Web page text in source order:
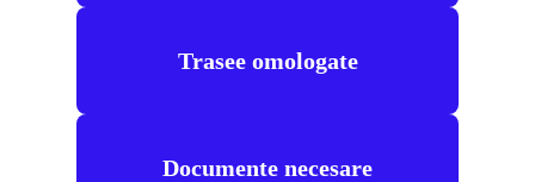
Trasee omologate
Documente necesare